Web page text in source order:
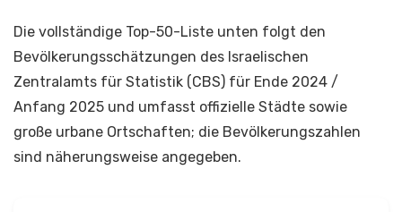
Die vollständige Top-50-Liste unten folgt den
Bevölkerungs­schätzungen des Israelischen
Zentralamts für Statistik (CBS) für Ende 2024 /
Anfang 2025 und umfasst offizielle Städte sowie
große urbane Ortschaften; die Bevölkerungszahlen
sind näherungsweise angegeben.